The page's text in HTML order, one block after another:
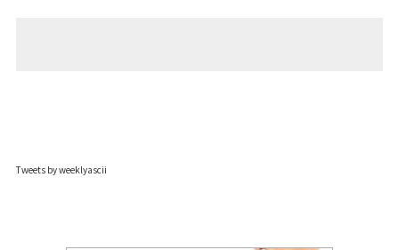
Tweets by weeklyascii